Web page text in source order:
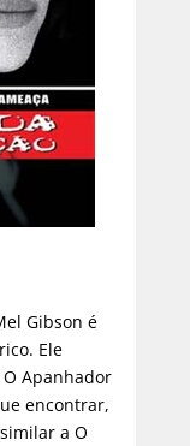
Gibson é
Ele
Apanhador
encontrar,
a O